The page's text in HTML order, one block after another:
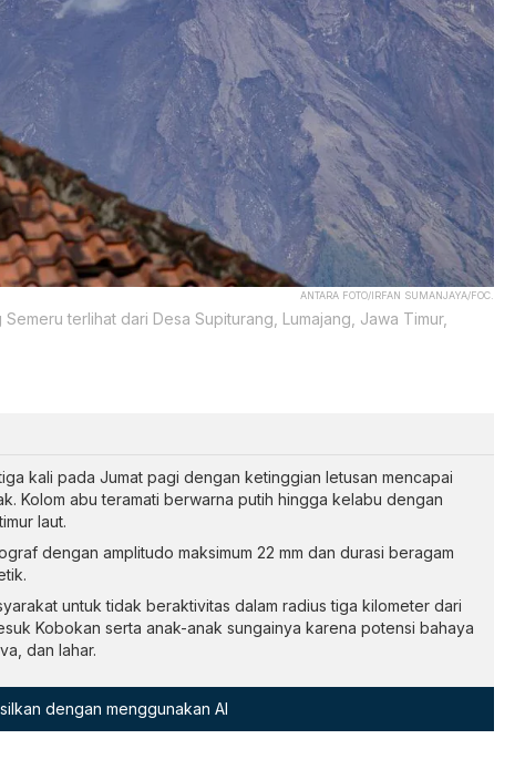
ANTARA FOTO/IRFAN SUMANJAYA/FOC.
terlihat dari Desa Supiturang, Lumajang, Jawa Timur,
kali pada Jumat pagi dengan ketinggian letusan mencapai
Kolom abu teramati berwarna putih hingga kelabu dengan
laut.
dengan amplitudo maksimum 22 mm dan durasi beragam
untuk tidak beraktivitas dalam radius tiga kilometer dari
Kobokan serta anak-anak sungainya karena potensi bahaya
dan lahar.
dengan menggunakan AI